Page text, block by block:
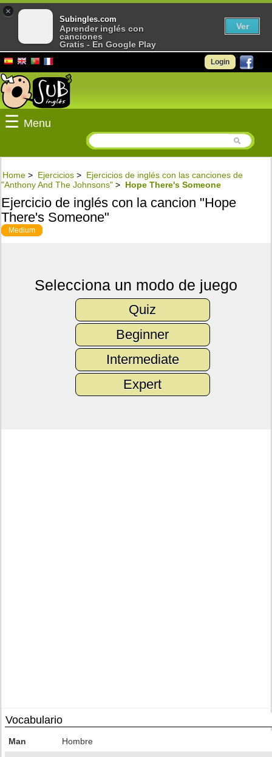
Login
☰ Menu
Home > Ejercicios > Ejercicios de inglés con las canciones de
"Anthony And The Johnsons" > Hope There's Someone
Ejercicio de inglés con la cancion "Hope
There's Someone"
Medium
Selecciona un modo de juego
Quiz
Beginner
Intermediate
Expert
Vocabulario
Man Hombre
×
Subingles.com
Aprender inglés con
canciones
Gratis - En Google Play
Ver